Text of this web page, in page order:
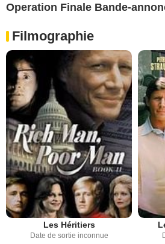
Operation Finale Bande-
Filmographie
Les Héritiers
Date de sortie inconnue